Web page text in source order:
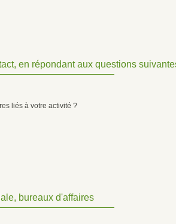
en répondant aux questions
liés à votre activité ?
bureaux d'affaires